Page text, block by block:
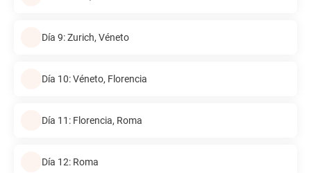
Día 9: Zurich, Véneto
Día 10: Véneto, Florencia
Día 11: Florencia, Roma
Día 12: Roma